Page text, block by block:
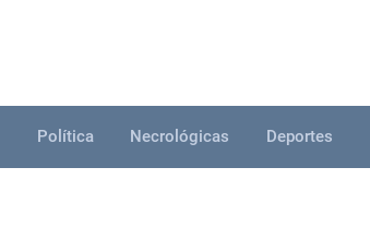
Política Necrológicas Deportes